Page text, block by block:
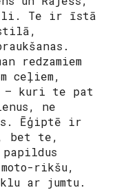
Te ir īstā
redzamiem
ceļiem,
– kuri te pat
ne
Ēģiptē ir
bet te,
rikšu,
ar jumtu.